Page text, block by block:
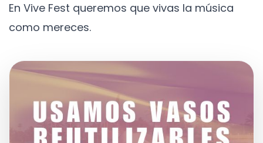
En Vive Fest queremos que vivas la música
como mereces.